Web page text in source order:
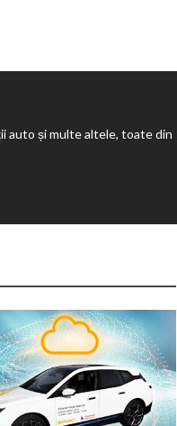
auto și multe altele, toate din